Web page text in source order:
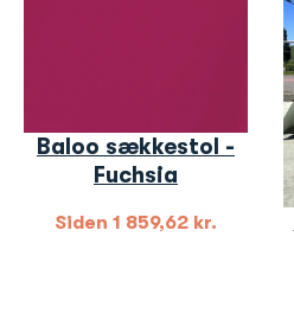
Baloo sækkestol -
Fuchsia
Siden 1 859,62 kr.